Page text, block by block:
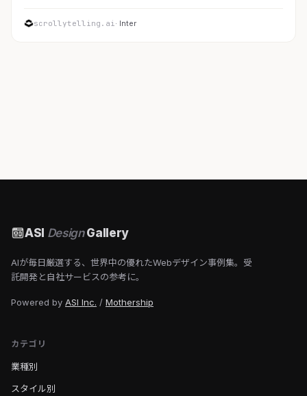
scrollytelling.ai· Inter
ASI DesignGallery
AIが毎日厳選する、世界中の優れたWebデザイン事例集。受
託開発と自社サービスの参考に。
Powered by ASI Inc. / Mothership
カテゴリ
業種別
スタイル別